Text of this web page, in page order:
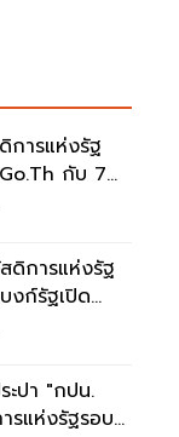
ารแห่งรัฐ
กับ 7
ดิการแห่งรัฐ
งก์รัฐเปิด
ะปา "กปน.
รแห่งรัฐรอบ